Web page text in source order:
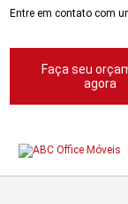
Entre em contato com
Faça seu
agora